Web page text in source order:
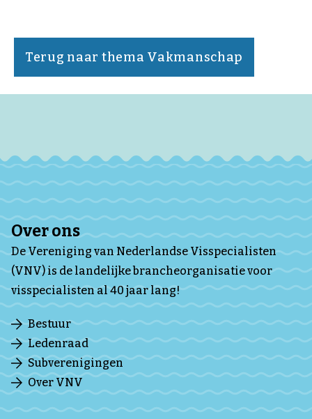
Terug naar thema Vakmanschap
Over ons
De Vereniging van Nederlandse Visspecialisten
(VNV) is de landelijke brancheorganisatie voor
visspecialisten al 40 jaar lang!
Bestuur
Ledenraad
Subverenigingen
Over VNV